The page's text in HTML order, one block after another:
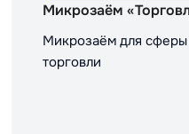
Микрозаём
Микрозаём для
торговли